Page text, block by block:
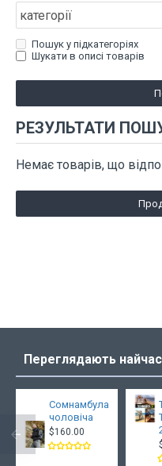
Пошук у підкатегоріях
Шукати в описі товарів
РЕЗУЛЬТАТИ
Немає товарів, що
Переглядають
Сомнамбула
чоловіча
$160.00